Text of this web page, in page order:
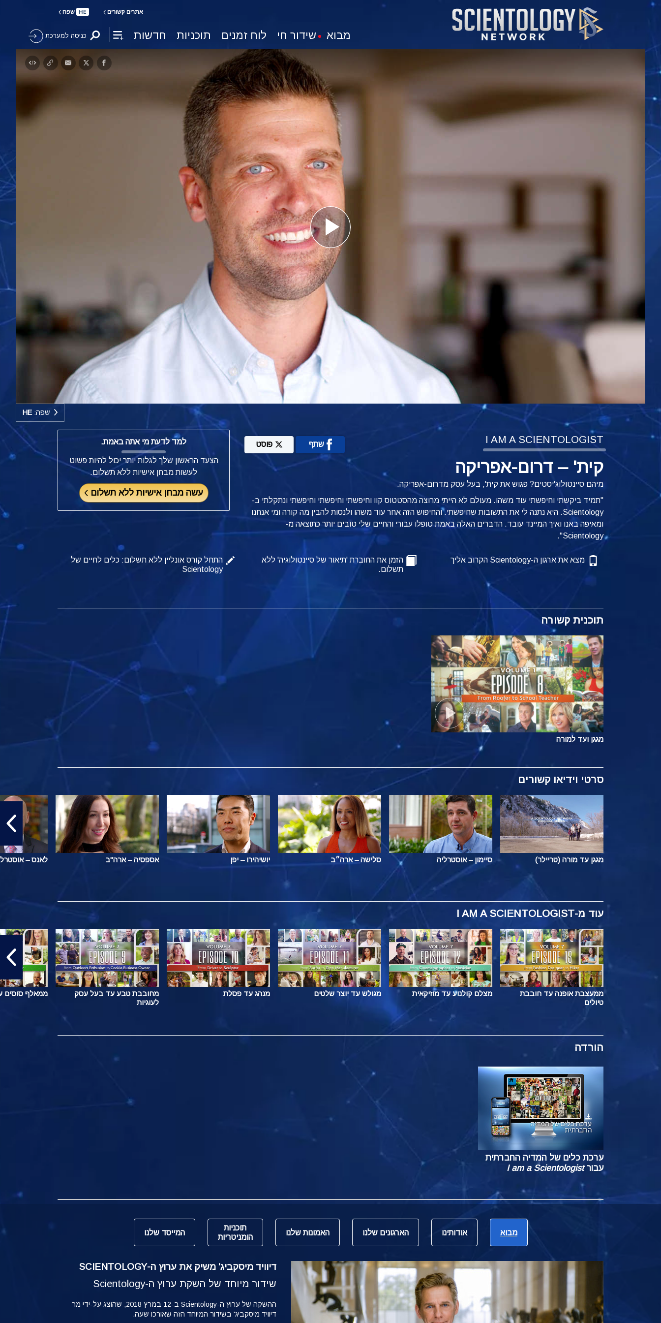
אתרים קשורים HE שפה
מבוא שידור חי לוח זמנים תוכניות חדשות כניסה למערכת
Play
Video
שפה:HE
I AM A SCIENTOLOGIST שתף פוסט
קית' – דרום-אפריקה
מיהם סיינטולוג'יסטים? פגוש את קית', בעל עסק מדרום-אפריקה.
"תמיד ביקשתי וחיפשתי עוד משהו. מעולם לא הייתי מרוצה מהסטטוס קוו וחיפשתי וחיפשתי וחיפשתי ונתקלתי ב-
Scientology. היא נתנה לי את התשובות שחיפשתי. והחיפוש הזה אחר עוד משהו ולנסות להבין מה קורה ומי אנחנו
ומאיפה באנו ואיך המיינד עובד. הדברים האלה באמת טופלו עבורי והחיים שלי טובים יותר כתוצאה מ-
Scientology".
למד לדעת מי אתה באמת.
הצעד הראשון שלך לגלות יותר יכול להיות פשוט
לעשות מבחן אישיות ללא תשלום.
עשה מבחן אישיות ללא תשלום
מצא את ארגון ה-Scientology הקרוב אליך
הזמן את החוברת 'תיאור של סיינטולוגיה' ללא
תשלום.
התחל קורס אונליין ללא תשלום: כלים לחיים של
Scientology
תוכנית קשורה
מגגן ועד למורה
סרטי וידיאו קשורים
מגגן עד מורה (טריילר) סיימון – אוסטרליה סלישה – ארה״ב יושיהירו – יפן אספסיה – ארה"ב לאנס –
עוד מ-I AM A SCIENTOLOGIST
ממעצבת אופנה עד חובבת
טיולים
מצלם קולנוע עד מוזיקאית מגולש עד יוצר שלטים מנהג עד פסלת
מחובבת טבע עד בעל עסק
לעוגיות
ממאלף סוסים
הורדה
ערכת כלים של המדיה החברתית
עבורI am a Scientologist
מבוא אודותינו הארגונים שלנו האמונות שלנו
תוכניות
הומניטריות
המייסד שלנו
דיוויד מיסקביג' משיק את ערוץ ה-SCIENTOLOGY
שידור מיוחד של השקת ערוץ ה-Scientology
ההשקה של ערוץ ה-Scientology ב-12 במרץ 2018, שהוצג על-ידי מר
דיוויד מיסקביג' בשידור המיוחד הזה שאורכו שעה.